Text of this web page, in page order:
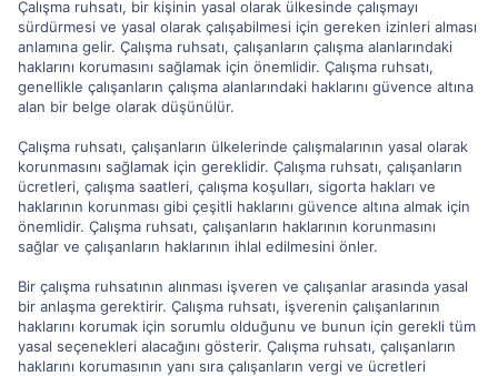
Çalışma ruhsatı, bir kişinin yasal olarak ülkesinde çalışmayı
sürdürmesi ve yasal olarak çalışabilmesi için gereken izinleri alması
anlamına gelir. Çalışma ruhsatı, çalışanların çalışma alanlarındaki
haklarını korumasını sağlamak için önemlidir. Çalışma ruhsatı,
genellikle çalışanların çalışma alanlarındaki haklarını güvence altına
alan bir belge olarak düşünülür.
Çalışma ruhsatı, çalışanların ülkelerinde çalışmalarının yasal olarak
korunmasını sağlamak için gereklidir. Çalışma ruhsatı, çalışanların
ücretleri, çalışma saatleri, çalışma koşulları, sigorta hakları ve
haklarının korunması gibi çeşitli haklarını güvence altına almak için
önemlidir. Çalışma ruhsatı, çalışanların haklarının korunmasını
sağlar ve çalışanların haklarının ihlal edilmesini önler.
Bir çalışma ruhsatının alınması işveren ve çalışanlar arasında yasal
bir anlaşma gerektirir. Çalışma ruhsatı, işverenin çalışanlarının
haklarını korumak için sorumlu olduğunu ve bunun için gerekli tüm
yasal seçenekleri alacağını gösterir. Çalışma ruhsatı, çalışanların
haklarını korumasının yanı sıra çalışanların vergi ve ücretleri